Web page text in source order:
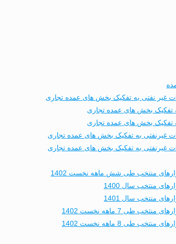
منتخب طی شش ماهه نخست 1402
منتخب سال 1400
منتخب سال 1401
طی 7 ماهه نخست 1402
طی 8 ماهه نخست 1402